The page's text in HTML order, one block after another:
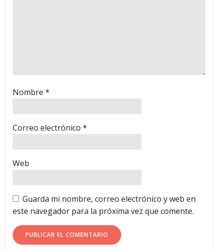
Nombre *
Correo electrónico *
Web
Guarda mi nombre, correo electrónico y web en
este navegador para la próxima vez que comente.